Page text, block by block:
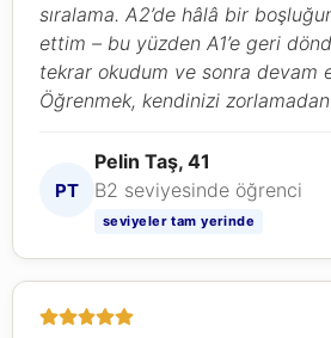
sıralama. A2’de hâlâ bir
ettim – bu yüzden A1’e geri
tekrar okudum ve sonra devam
Öğrenmek, kendinizi
PT
Pelin Taş, 41
B2 seviyesinde öğrenci
seviyeler tam yerinde